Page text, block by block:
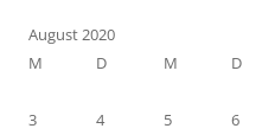
August 2020
M
D M D
3
4 5 6